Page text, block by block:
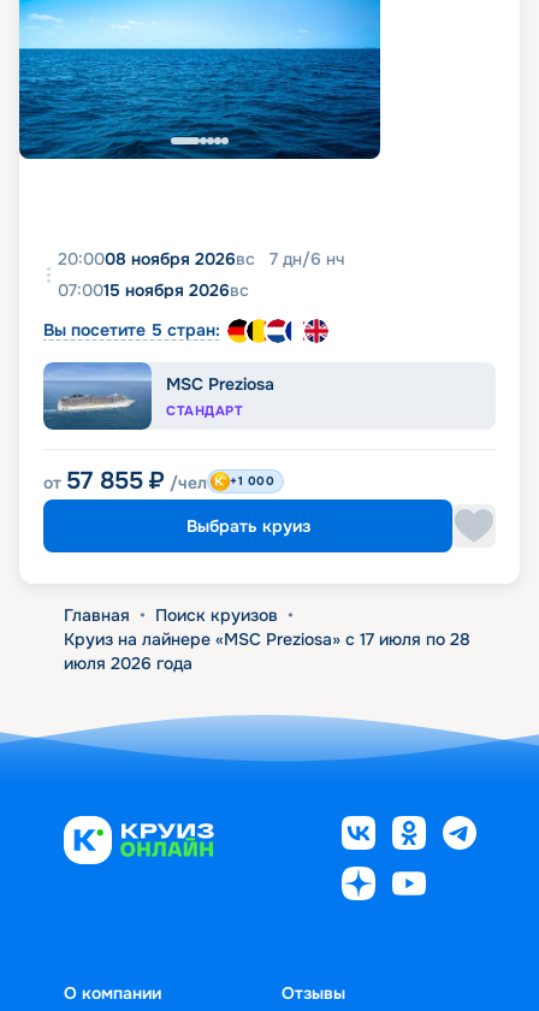
20:0008 ноября 2026вс 7 дн/6 нч
07:0015 ноября 2026вс
Вы посетите 5 стран:
MSC Preziosa
СТАНДАРТ
от 57 855 ₽ /чел +1 000
Выбрать круиз
Главная • Поиск круизов •
Круиз на лайнере «MSC Preziosa» с 17 июля по 28
июля 2026 года
О компании
Отзывы